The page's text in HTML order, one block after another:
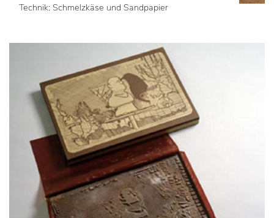
Technik: Schmelzkäse und Sandpapier